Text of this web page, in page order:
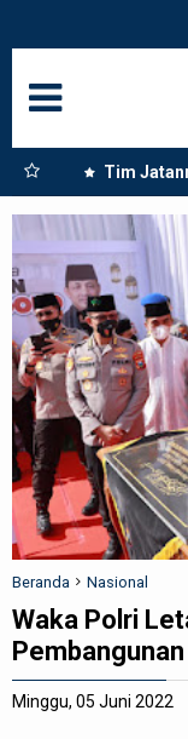
Tim
Gunung
Beranda Nasional
Waka Polri
Minggu, 05 Juni 2022
NASIONAL
SUMUT
MEDAN
LANGKAT
ACEH
BISNIS
EDUKASI
ADVETORIAL
REDAKSI